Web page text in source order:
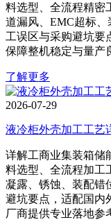
料选型、全流程精密
道漏风、EMC超标
工误区与采购避坑要
保障整机稳定与量产
了解更多
2026-07-29
液冷柜外壳加工工艺
详解工商业集装箱储
料选型、全流程加工
凝露、锈蚀、装配错
避坑要点，适配国内
厂商提供专业落地参